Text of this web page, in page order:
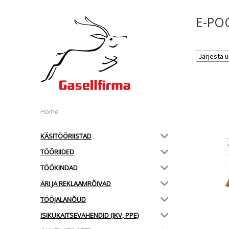
E-
Home
KÄSITÖÖRIISTAD
TÖÖRIIDED
TÖÖKINDAD
ÄRI JA REKLAAMRÕIVAD
TÖÖJALANÕUD
ISIKUKAITSEVAHENDID (IKV, PPE)